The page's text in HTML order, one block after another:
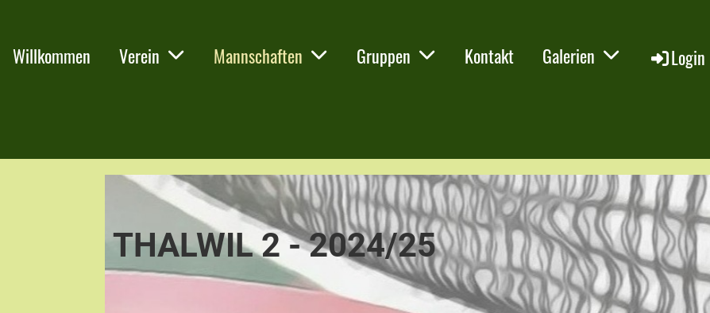
Willkommen Verein Mannschaften Gruppen Kontakt Galerien Login
THALWIL 2 - 2024/25